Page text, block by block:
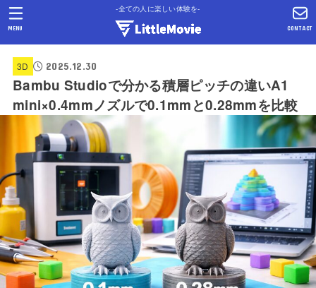
-全ての人に楽しい体験を-
CONTACT
MENU
3D 2025.12.30
Bambu Studioで分かる積層ピッチの違いA1
mini×0.4mmノズルで0.1mmと0.28mmを比較